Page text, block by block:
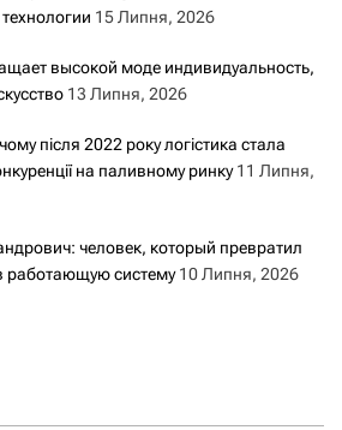
15 Липня, 2026
высокой моде индивидуальность,
13 Липня, 2026
після 2022 року логістика стала
на паливному ринку 11 Липня,
человек, который превратил
работающую систему 10 Липня, 2026